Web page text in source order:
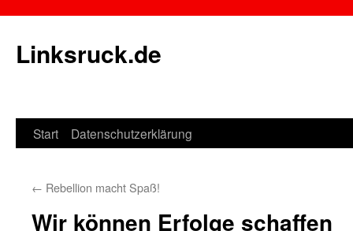
Linksruck.de
Springe
Inhalt
Start Datenschutzerklärung
← Rebellion macht Spaß!
Wir können Erfolge schaffen